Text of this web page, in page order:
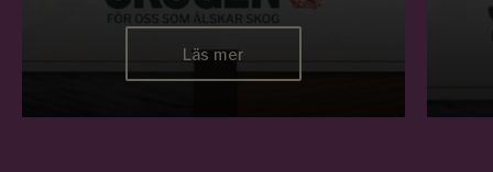
Läs mer